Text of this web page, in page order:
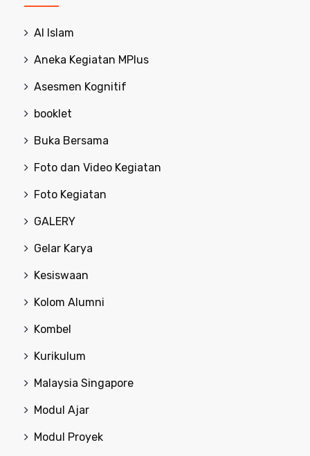
Al Islam
Aneka Kegiatan MPlus
Asesmen Kognitif
booklet
Buka Bersama
Foto dan Video Kegiatan
Foto Kegiatan
GALERY
Gelar Karya
Kesiswaan
Kolom Alumni
Kombel
Kurikulum
Malaysia Singapore
Modul Ajar
Modul Proyek